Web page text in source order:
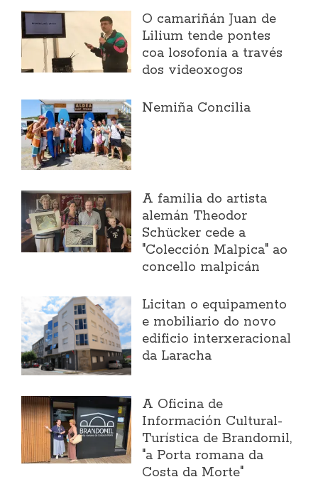
O camariñán Juan de
Lilium tende pontes
coa losofonía a través
dos videoxogos
Nemiña Concilia
A familia do artista
alemán Theodor
Schücker cede a
"Colección Malpica" ao
concello malpicán
Licitan o equipamento
e mobiliario do novo
edificio interxeracional
da Laracha
A Oficina de
Información Cultural-
Turística de Brandomil,
"a Porta romana da
Costa da Morte"